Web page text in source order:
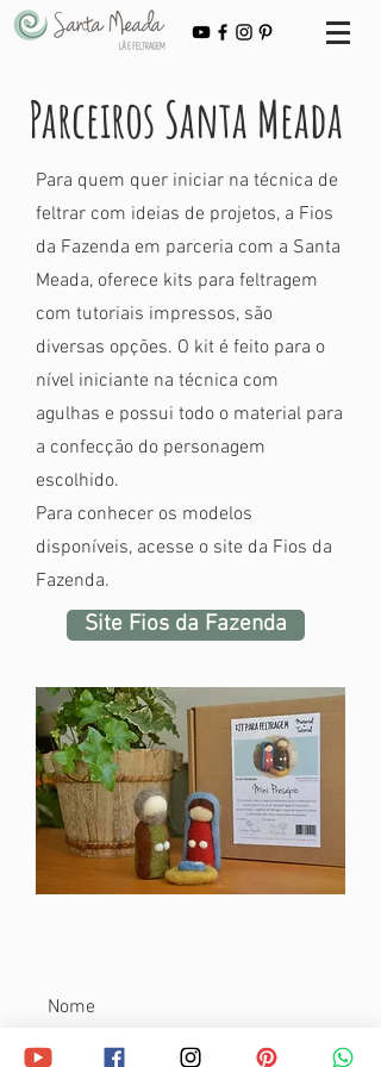
Parceiros Santa Meada
Para quem quer iniciar na técnica de
feltrar com ideias de projetos, a Fios
da Fazenda em parceria com a Santa
Meada, oferece kits para feltragem
com tutoriais impressos, são
diversas opções. O kit é feito para o
nível iniciante na técnica com
agulhas e possui todo o material para
a confecção do personagem
escolhido.
Para conhecer os modelos
disponíveis, acesse o site da Fios da
Fazenda.
Site Fios da Fazenda